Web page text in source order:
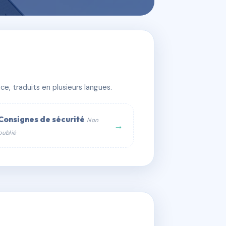
traduits en plusieurs langues.
de sécurité Non
→